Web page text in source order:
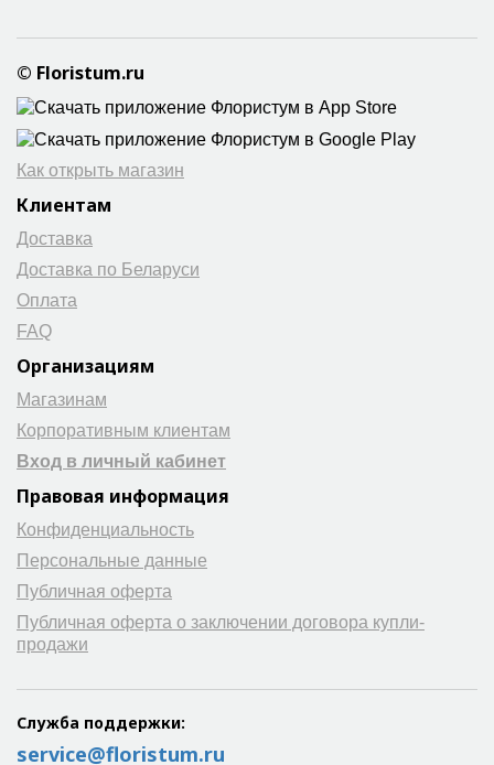
© Floristum.ru
Как открыть магазин
Клиентам
Доставка
Доставка по Беларуси
Оплата
FAQ
Организациям
Магазинам
Корпоративным клиентам
Вход в личный кабинет
Правовая информация
Конфиденциальность
Персональные данные
Публичная оферта
Публичная оферта о заключении договора купли-
продажи
Служба поддержки:
service@floristum.ru